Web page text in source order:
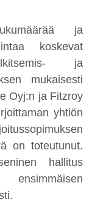
ja
koskevat
ja
mukaisesti
Oyj:n ja Fitzroy
yhtiön
on toteutunut.
hallitus